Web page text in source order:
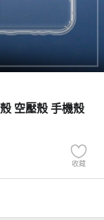
空壓殼 手機殼
收藏